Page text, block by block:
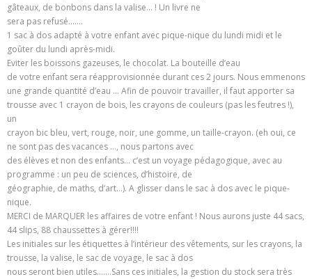
gâteaux, de bonbons dans la valise… ! Un livre ne
sera pas refusé…….
1 sac à dos adapté à votre enfant avec pique-nique du lundi midi et le
goûter du lundi après-midi.
Eviter les boissons gazeuses, le chocolat. La bouteille d’eau
de votre enfant sera réapprovisionnée durant ces 2 jours. Nous emmenons
une grande quantité d’eau … Afin de pouvoir travailler, il faut apporter sa
trousse avec 1 crayon de bois, les crayons de couleurs (pas les feutres !),
un
crayon bic bleu, vert, rouge, noir, une gomme, un taille-crayon. (eh oui, ce
ne sont pas des vacances …, nous partons avec
des élèves et non des enfants… c’est un voyage pédagogique, avec au
programme : un peu de sciences, d’histoire, de
géographie, de maths, d’art…). A glisser dans le sac à dos avec le pique-
nique.
MERCI de MARQUER les affaires de votre enfant ! Nous aurons juste 44 sacs,
44 slips, 88 chaussettes à gérer!!!!
Les initiales sur les étiquettes à l’intérieur des vêtements, sur les crayons, la
trousse, la valise, le sac de voyage, le sac à dos
nous seront bien utiles…….Sans ces initiales, la gestion du stock sera très